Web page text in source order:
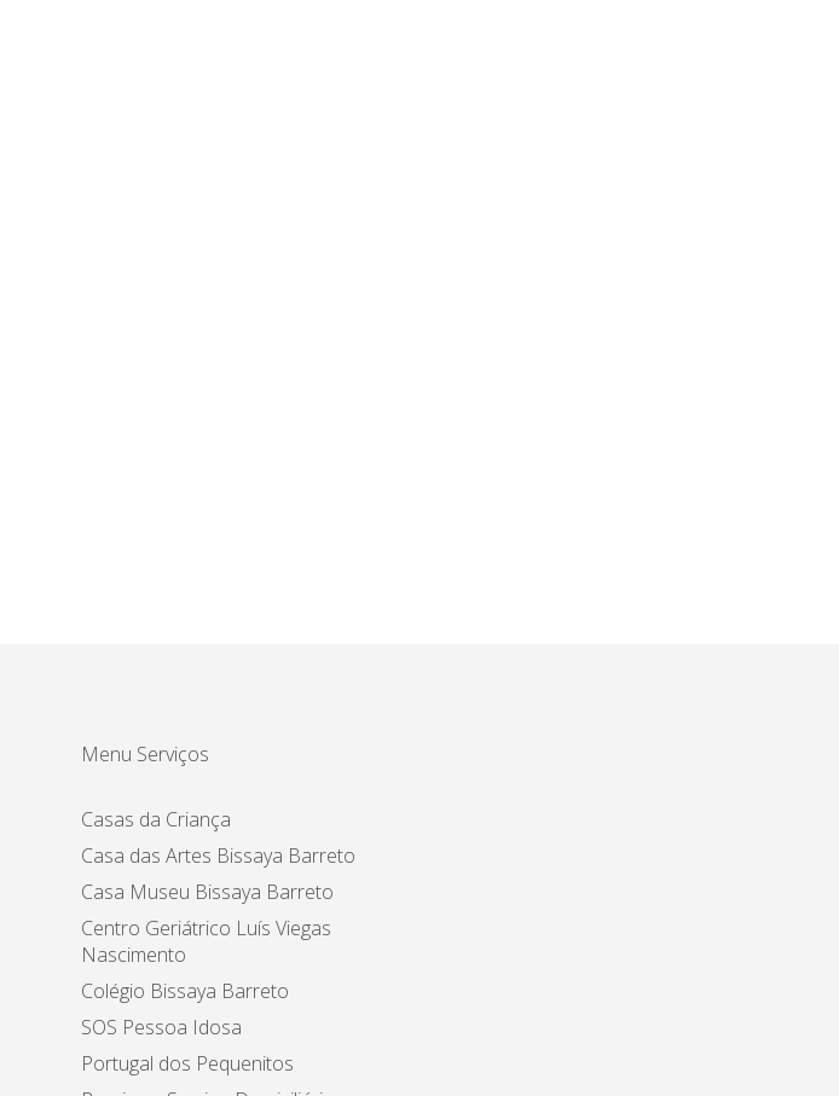
Menu Serviços
Casas da Criança
Casa das Artes Bissaya Barreto
Casa Museu Bissaya Barreto
Centro Geriátrico Luís Viegas
Nascimento
Colégio Bissaya Barreto
SOS Pessoa Idosa
Portugal dos Pequenitos